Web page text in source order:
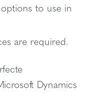
to use in
are required.
Dynamics